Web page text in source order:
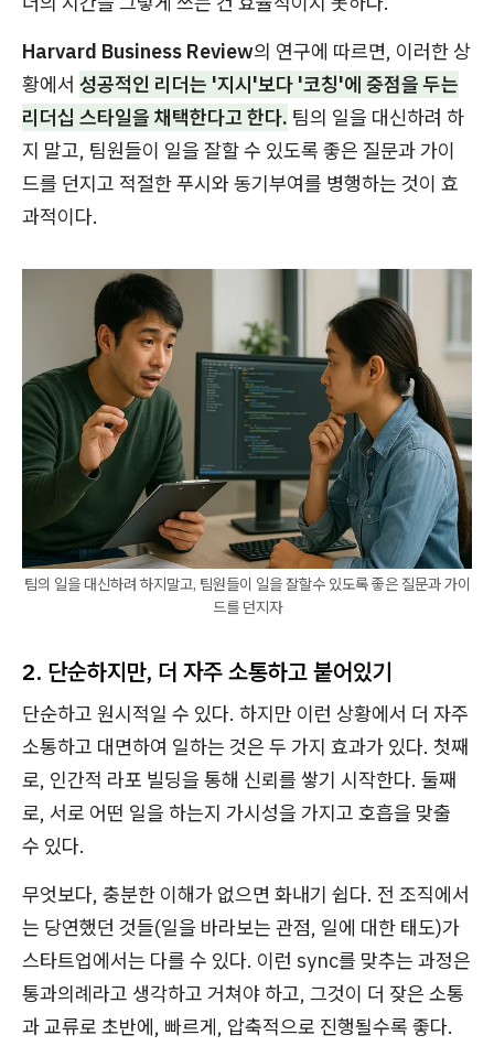
Harvard Business Review의 연구에 따르면, 이러한 상
황에서 성공적인 리더는 '지시'보다 '코칭'에 중점을 두는
리더십 스타일을 채택한다고 한다. 팀의 일을 대신하려 하
지 말고, 팀원들이 일을 잘할 수 있도록 좋은 질문과 가이
드를 던지고 적절한 푸시와 동기부여를 병행하는 것이 효
과적이다.
팀의 일을 대신하려 하지말고, 팀원들이 일을 잘할수 있도록 좋은 질문과 가이
드를 던지자
2. 단순하지만, 더 자주 소통하고 붙어있기
단순하고 원시적일 수 있다. 하지만 이런 상황에서 더 자주
소통하고 대면하여 일하는 것은 두 가지 효과가 있다. 첫째
로, 인간적 라포 빌딩을 통해 신뢰를 쌓기 시작한다. 둘째
로, 서로 어떤 일을 하는지 가시성을 가지고 호흡을 맞출
수 있다.
무엇보다, 충분한 이해가 없으면 화내기 쉽다. 전 조직에서
는 당연했던 것들(일을 바라보는 관점, 일에 대한 태도)가
스타트업에서는 다를 수 있다. 이런 sync를 맞추는 과정은
통과의례라고 생각하고 거쳐야 하고, 그것이 더 잦은 소통
과 교류로 초반에, 빠르게, 압축적으로 진행될수록 좋다.